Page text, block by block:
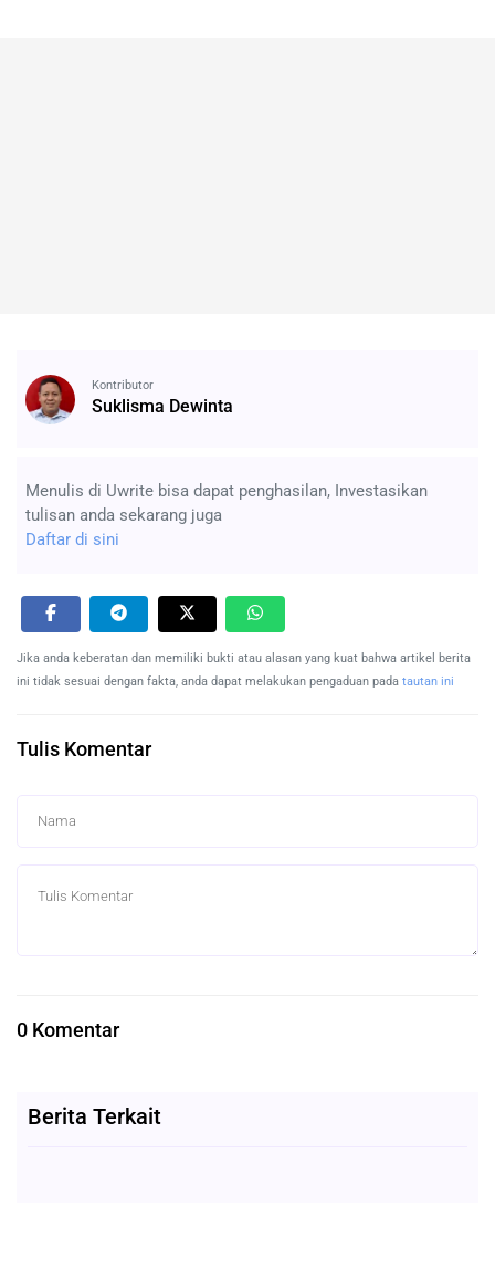
Kontributor
Suklisma Dewinta
Menulis di Uwrite bisa dapat penghasilan, Investasikan
tulisan anda sekarang juga
Daftar di sini
Jika anda keberatan dan memiliki bukti atau alasan yang kuat bahwa artikel berita
ini tidak sesuai dengan fakta, anda dapat melakukan pengaduan pada tautan ini
Tulis Komentar
0 Komentar
Berita Terkait